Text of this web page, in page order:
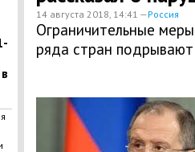
14 августа 2018, 14:41 —Россия
Ограничительные
ряда стран